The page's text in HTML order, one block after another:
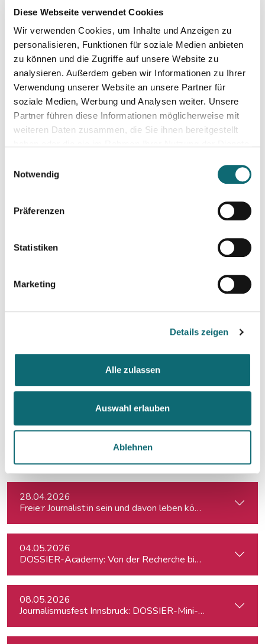
Diese Webseite verwendet Cookies
Wir verwenden Cookies, um Inhalte und Anzeigen zu
personalisieren, Funktionen für soziale Medien anbieten
zu können und die Zugriffe auf unsere Website zu
analysieren. Außerdem geben wir Informationen zu Ihrer
Verwendung unserer Website an unsere Partner für
soziale Medien, Werbung und Analysen weiter. Unsere
Partner führen diese Informationen möglicherweise mit
weiteren Daten zusammen, die Sie ihnen bereitgestellt
Notwendig
Präferenzen
Statistiken
Marketing
Details zeigen
Alle zulassen
Auswahl erlauben
Ablehnen
22.01.2026
Hijack the Stream: Wie Podcaster:innen den Umbruch in
27.01.2026
Ihr Einstieg in den freien Journalismus
18.02.2026
Podcasting für Einsteiger:innen - Mit KI-Tools zum Erfolg
Video-Podcast mit dem Smartphone: Von der Aufnahme
11.03.2026
Creative Writing für Journalist:innen
10.04.2026
Crashkurs Ghostwriting
28.04.2026
Freie:r Journalist:in sein und davon leben können: So geht's
04.05.2026
DOSSIER-Academy: Von der Recherche bis zur
08.05.2026
Journalismusfest Innsbruck: DOSSIER-Mini-Academy